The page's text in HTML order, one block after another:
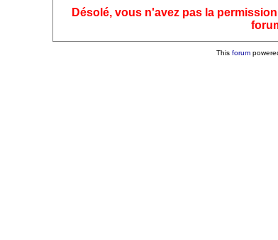
Désolé, vous n'avez pas la
This forum